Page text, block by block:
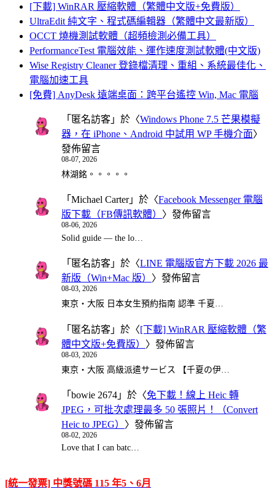
[下載] WinRAR 壓縮軟體（繁體中文版+免費版）
UltraEdit 純文字、程式碼編輯器（繁體中文最新版）
OCCT 燒機測試軟體（超頻檢測必備工具）
PerformanceTest 電腦效能、運作速度測試軟體(中文版)
Wise Registry Cleaner 登錄檔清理、重組、系統最佳化、
電腦加速工具
[免費] AnyDesk 遠端桌面：跨平台遙控 Win, Mac 電腦
「 匿名訪客 」於〈Windows Phone 7.5 芒果模擬
器，在 iPhone、Android 中試用 WP 手機介面〉
發佈留言
08-07, 2026
林湖銘。。。。。
「 Michael Carter」於〈Facebook Messenger 電腦
版下載（FB傳訊軟體）
〉發佈留言
08-06, 2026
Solid guide — the lo…
「 匿名訪客 」於〈LINE 電腦版官方下載 2026 最
新版（Win+Mac 版） 〉發佈留言
08-03, 2026
東京・大阪 日本女生預約指南 認準 千夏…
「 匿名訪客 」於〈[下載] WinRAR 壓縮軟體（繁
體中文版+免費版） 〉發佈留言
08-03, 2026
東京・大阪 高級派遣サービス 【千夏の伊…
「 bowie 2674 」於〈免下載！線上 Heic 轉
JPEG，可批次處理最多 50 張照片！（Convert
Heic to JPEG） 〉發佈留言
08-02, 2026
Love that I can batc…
[統一發票] 中獎號碼 115 年5、6月